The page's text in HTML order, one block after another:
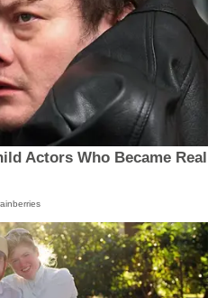
Actors Who Became Real